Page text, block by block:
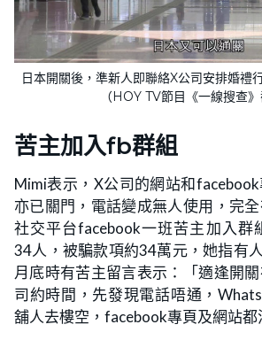
日本開關後，準新人即聯絡X公司安排婚禮
（HOY TV節目《一線搜查》
苦主加入fb群組
Mimi表示，X公司的網站和
亦已關門，電話變成無人使用，完
社交平台facebook一班苦主加入群
34人，被騙款項約34萬元，她指有
月底時有苦主留言表示：「適逢開
司約時間，先發現電話唔通，
舖人去樓空，facebook專頁及網站都